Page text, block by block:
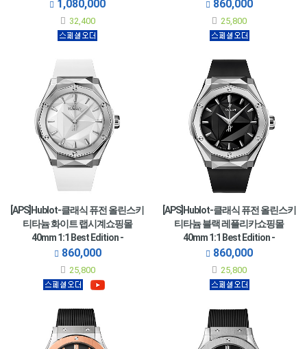
1,080,000
32,400
860,000
25,800
[APS]Hublot-클래식 퓨전 올린스키
티타늄 화이트 랩시계쇼핑몰
40mm 1:1 Best Edition -
550.NS.2200.RW.ORL20
860,000
25,800
[APS]Hublot-클래식 퓨전 올린스키
티타늄 블랙 레플리카쇼핑몰
40mm 1:1 Best Edition -
550.NS.1800.RX.ORL19
860,000
25,800